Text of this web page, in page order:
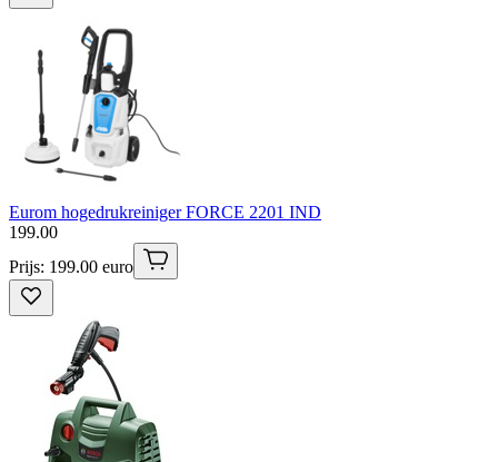
Eurom hogedrukreiniger FORCE 2201 IND
199.00
Prijs: 199.00 euro